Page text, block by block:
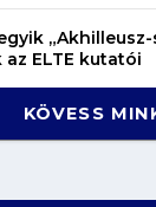
„Akhilleusz-
ELTE kutatói
KÖVESS